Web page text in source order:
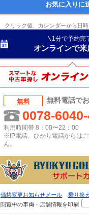
お気に入りに
クリック後、カレンダーから日
1分で予約完
オンラインで来
無料 無料電話で
0078-
利用時間帯 8：00〜22：00
※IP電話、ひかり電話からは
ん。
価格変更お知らせメール
乗り換
閲覧中の車両・店舗情報を印刷